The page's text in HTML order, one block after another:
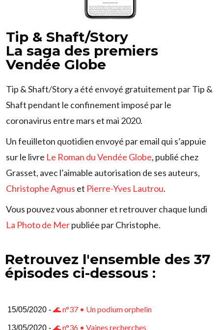
Tip & Shaft/Story
La saga des premiers
Vendée Globe
Tip & Shaft/Story a été envoyé gratuitement par Tip &
Shaft pendant le confinement imposé par le
coronavirus entre mars et mai 2020.
Un feuilleton quotidien envoyé par email qui s’appuie
sur le livre Le Roman du Vendée Globe, publié chez
Grasset, avec l’aimable autorisation de ses auteurs,
Christophe Agnus et Pierre-Yves Lautrou.
Vous pouvez vous abonner et retrouver chaque lundi
La Photo de Merpubliée par Christophe.
Retrouvez l'ensemble des 37
épisodes ci-dessous :
15/05/2020 - 🌊 n°37 • Un podium orphelin
13/05/2020 - 🌊 n°36 • Vaines recherches